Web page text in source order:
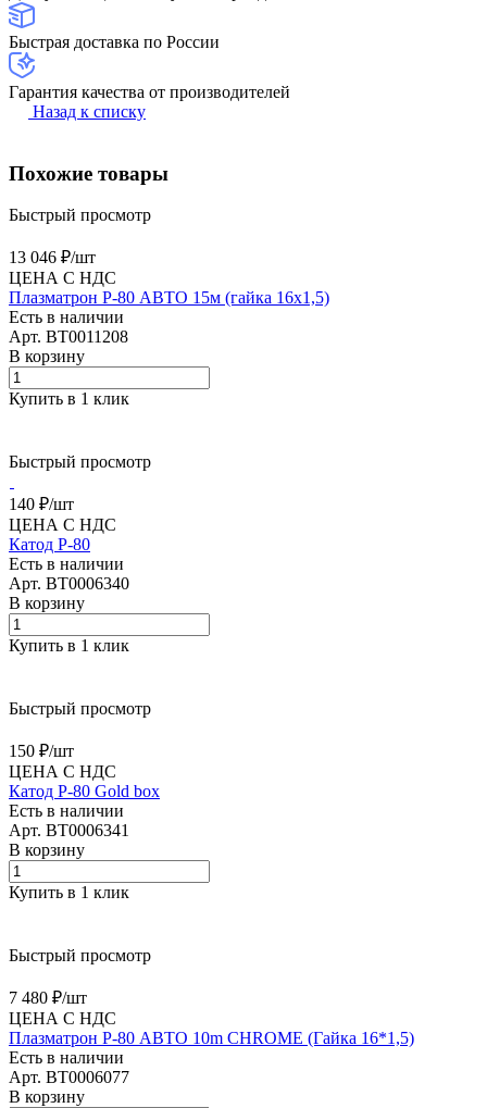
Быстрая доставка по России
Гарантия качества от производителей
Назад к списку
Похожие товары
Быстрый просмотр
13 046 ₽/шт
ЦЕНА С НДС
Плазматрон P-80 АВТО 15м (гайка 16х1,5)
Есть в наличии
Арт. BT0011208
В корзину
Купить в 1 клик
Быстрый просмотр
140 ₽/шт
ЦЕНА С НДС
Катод Р-80
Есть в наличии
Арт. BT0006340
В корзину
Купить в 1 клик
Быстрый просмотр
150 ₽/шт
ЦЕНА С НДС
Катод Р-80 Gold box
Есть в наличии
Арт. BT0006341
В корзину
Купить в 1 клик
Быстрый просмотр
7 480 ₽/шт
ЦЕНА С НДС
Плазматрон Р-80 АВТО 10m CHROME (Гайка 16*1,5)
Есть в наличии
Арт. BT0006077
В корзину